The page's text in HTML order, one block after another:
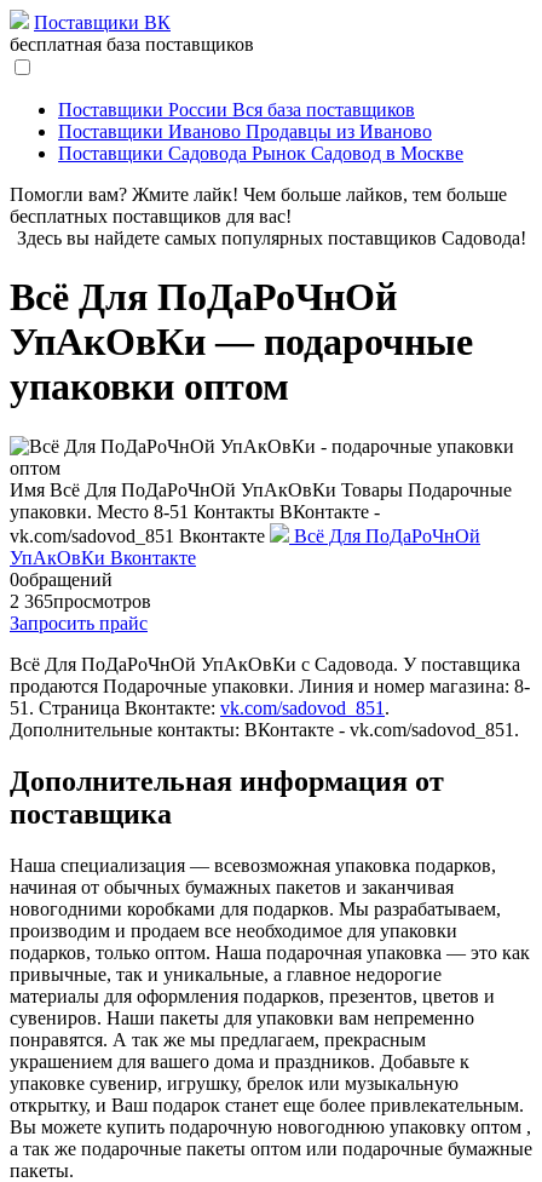
Поставщики ВК
бесплатная база поставщиков
Поставщики России Вся база поставщиков
Поставщики Иваново Продавцы из Иваново
Поставщики Садовода Рынок Садовод в Москве
Помогли вам? Жмите лайк! Чем больше лайков, тем больше
бесплатных поставщиков для вас!
Здесь вы найдете самых популярных поставщиков Садовода!
Всё Для ПоДаРоЧнОй
УпАкОвКи — подарочные
упаковки оптом
Имя Всё Для ПоДаРоЧнОй УпАкОвКи Товары Подарочные
упаковки. Место 8-51 Контакты ВКонтакте -
vk.com/sadovod_851 Вконтакте
Всё Для ПоДаРоЧнОй
УпАкОвКи Вконтакте
0обращений
2 365просмотров
Запросить прайс
Всё Для ПоДаРоЧнОй УпАкОвКи c Садовода. У поставщика
продаются Подарочные упаковки. Линия и номер магазина: 8-
51. Страница Вконтакте: vk.com/sadovod_851 .
Дополнительные контакты: ВКонтакте - vk.com/sadovod_851.
Дополнительная информация от
поставщика
Наша специализация — всевозможная упаковка подарков,
начиная от обычных бумажных пакетов и заканчивая
новогодними коробками для подарков. Мы разрабатываем,
производим и продаем все необходимое для упаковки
подарков, только оптом. Наша подарочная упаковка — это как
привычные, так и уникальные, а главное недорогие
материалы для оформления подарков, презентов, цветов и
сувениров. Наши пакеты для упаковки вам непременно
понравятся. А так же мы предлагаем, прекрасным
украшением для вашего дома и праздников. Добавьте к
упаковке сувенир, игрушку, брелок или музыкальную
открытку, и Ваш подарок станет еще более привлекательным.
Вы можете купить подарочную новогоднюю упаковку оптом ,
а так же подарочные пакеты оптом или подарочные бумажные
пакеты.